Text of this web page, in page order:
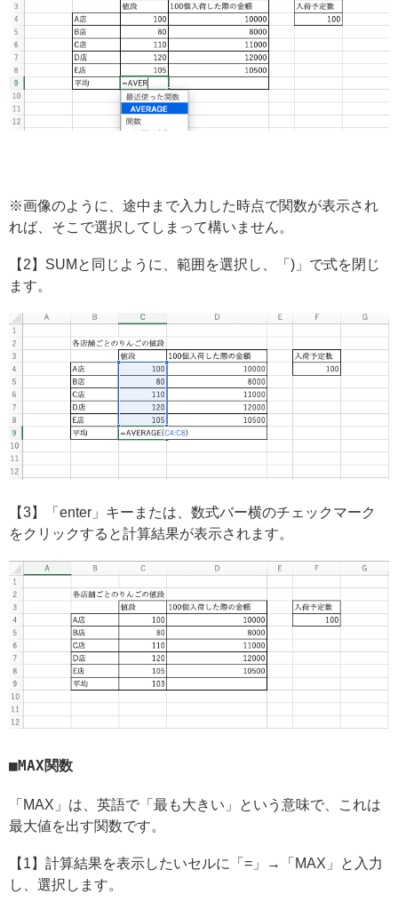
※画像のように、途中まで入力した時点で関数が表示され
れば、そこで選択してしまって構いません。
【2】SUMと同じように、範囲を選択し、「)」で式を閉じ
ます。
【3】「enter」キーまたは、数式バー横のチェックマーク
をクリックすると計算結果が表示されます。
MAX関数
「MAX」は、英語で「最も大きい」という意味で、これは
最大値を出す関数です。
【1】計算結果を表示したいセルに「=」→「MAX」と入力
し、選択します。